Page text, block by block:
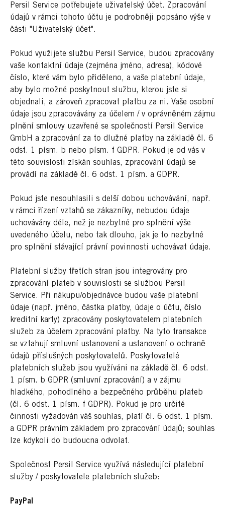
Persil Service potřebujete uživatelský účet. Zpracování
údajů v rámci tohoto účtu je podrobněji popsáno výše v
části "Uživatelský účet".
Pokud využijete službu Persil Service, budou zpracovány
vaše kontaktní údaje (zejména jméno, adresa), kódové
číslo, které vám bylo přiděleno, a vaše platební údaje,
aby bylo možné poskytnout službu, kterou jste si
objednali, a zároveň zpracovat platbu za ni. Vaše osobní
údaje jsou zpracovávány za účelem / v oprávněném zájmu
plnění smlouvy uzavřené se společností Persil Service
GmbH a zpracování za to dlužné platby na základě čl. 6
odst. 1 písm. b nebo písm. f GDPR. Pokud je od vás v
této souvislosti získán souhlas, zpracování údajů se
provádí na základě čl. 6 odst. 1 písm. a GDPR.
Pokud jste nesouhlasili s delší dobou uchovávání, např.
v rámci řízení vztahů se zákazníky, nebudou údaje
uchovávány déle, než je nezbytné pro splnění výše
uvedeného účelu, nebo tak dlouho, jak je to nezbytné
pro splnění stávající právní povinnosti uchovávat údaje.
Platební služby třetích stran jsou integrovány pro
zpracování plateb v souvislosti se službou Persil
Service. Při nákupu/objednávce budou vaše platební
údaje (např. jméno, částka platby, údaje o účtu, číslo
kreditní karty) zpracovány poskytovatelem platebních
služeb za účelem zpracování platby. Na tyto transakce
se vztahují smluvní ustanovení a ustanovení o ochraně
údajů příslušných poskytovatelů. Poskytovatelé
platebních služeb jsou využíváni na základě čl. 6 odst.
1 písm. b GDPR (smluvní zpracování) a v zájmu
hladkého, pohodlného a bezpečného průběhu plateb
(čl. 6 odst. 1 písm. f GDPR). Pokud je pro určité
činnosti vyžadován váš souhlas, platí čl. 6 odst. 1 písm.
a GDPR právním základem pro zpracování údajů; souhlas
lze kdykoli do budoucna odvolat.
Společnost Persil Service využívá následující platební
služby / poskytovatele platebních služeb:
PayPal